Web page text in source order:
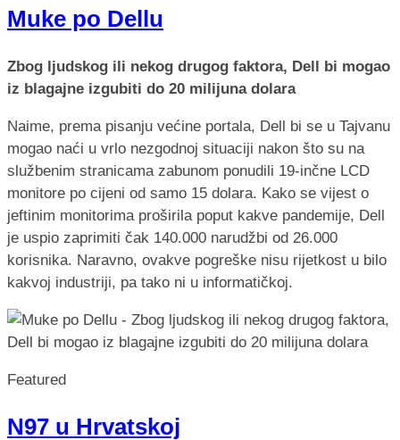
Muke po Dellu
Zbog ljudskog ili nekog drugog faktora, Dell bi mogao
iz blagajne izgubiti do 20 milijuna dolara
Naime, prema pisanju većine portala, Dell bi se u Tajvanu
mogao naći u vrlo nezgodnoj situaciji nakon što su na
službenim stranicama zabunom ponudili 19-inčne LCD
monitore po cijeni od samo 15 dolara. Kako se vijest o
jeftinim monitorima proširila poput kakve pandemije, Dell
je uspio zaprimiti čak 140.000 narudžbi od 26.000
korisnika. Naravno, ovakve pogreške nisu rijetkost u bilo
kakvoj industriji, pa tako ni u informatičkoj.
Featured
N97 u Hrvatskoj